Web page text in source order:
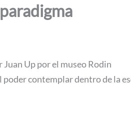
Up por el museo Rodin
contemplar dentro de la